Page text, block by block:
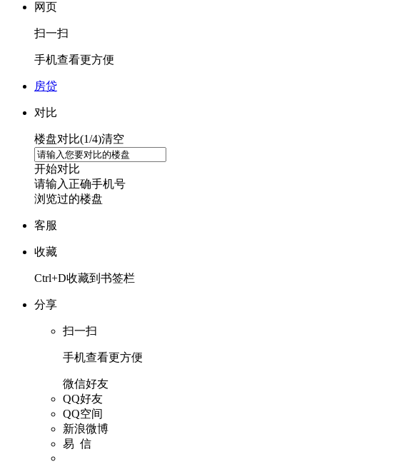
网页
扫一扫
手机查看更方便
房贷
对比
楼盘对比(1/4)清空
开始对比
请输入正确手机号
浏览过的楼盘
客服
收藏
Ctrl+D收藏到书签栏
分享
扫一扫
手机查看更方便
微信好友
QQ好友
QQ空间
新浪微博
易 信